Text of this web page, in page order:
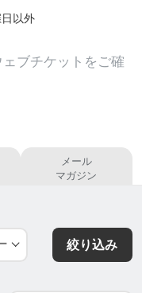
んでしまうしかな
長く抱えていた疑
を使い、症状が改
日以外
ブチケットをご確
メール
マガジン
絞り込み